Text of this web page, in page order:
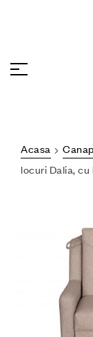
Acasa
locuri Dalia, cu